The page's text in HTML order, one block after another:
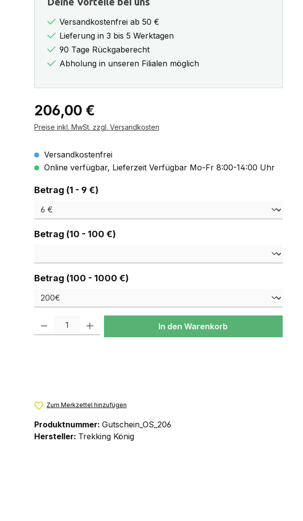
Versandkostenfrei ab 50 €
Lieferung in 3 bis 5 Werktagen
90 Tage Rückgaberecht
Abholung in unseren Filialen möglich
Regulärer Preis:
206,00 €
Preise inkl. MwSt. zzgl. Versandkosten
Versandkostenfrei
Online verfügbar, Lieferzeit Verfügbar Mo-Fr 8:00-14:00 Uhr
Betrag (1 - 9 €)auswählen
Betrag (10 - 100 €)auswählen
Betrag (100 - 1000 €)auswählen
Produkt Anzahl: Gib den gewünschten Wert ein oder benutze die Schaltflächen
In den Warenkorb
Zum Merkzettel hinzufügen
Produktnummer: Gutschein_OS_206
Hersteller: Trekking König